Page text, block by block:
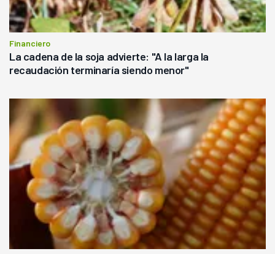
Financiero
La cadena de la soja advierte: "A la larga la
recaudación terminaría siendo menor"